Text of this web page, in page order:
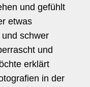
und gefühlt
etwas
schwer
und
erklärt
in der